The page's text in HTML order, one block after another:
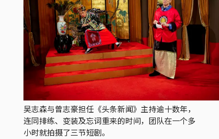
吴志森与曾志豪担任《头条新闻》主持逾十数年，
连同排练、变装及忘词重来的时间，团队在一个多
小时就拍摄了三节短剧。